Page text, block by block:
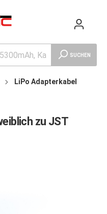
SUCHEN
LiPo Adapterkabel
zu JST